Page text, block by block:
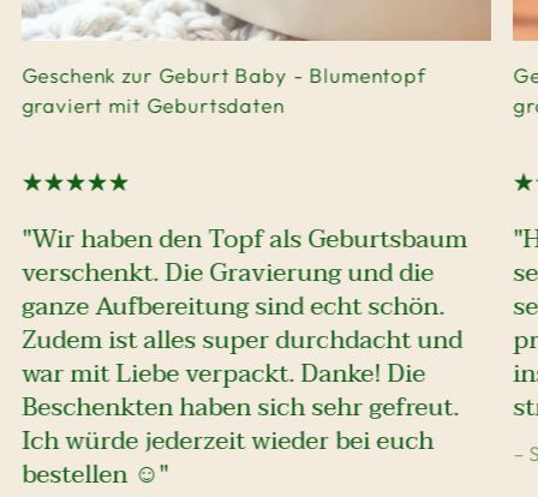
"Wir haben den Topf als Geburtsbaum
verschenkt. Die Gravierung und die
ganze Aufbereitung sind echt schön.
Zudem ist alles super durchdacht und
war mit Liebe verpackt. Danke! Die
Beschenkten haben sich sehr gefreut.
Ich würde jederzeit wieder bei euch
bestellen ☺️"
Geschenk zur Geburt Baby - Blumentopf
graviert mit Geburtsdaten
–